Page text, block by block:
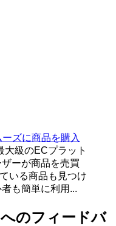
ズに商品を購入
大級のECプラット
ーが商品を売買
いる商品も見つけ
も簡単に利用...
へのフィードバ